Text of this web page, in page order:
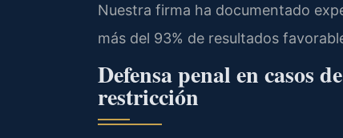
Nuestra firma ha documentado
más del 93% de resultados
Defensa penal en casos
restricción